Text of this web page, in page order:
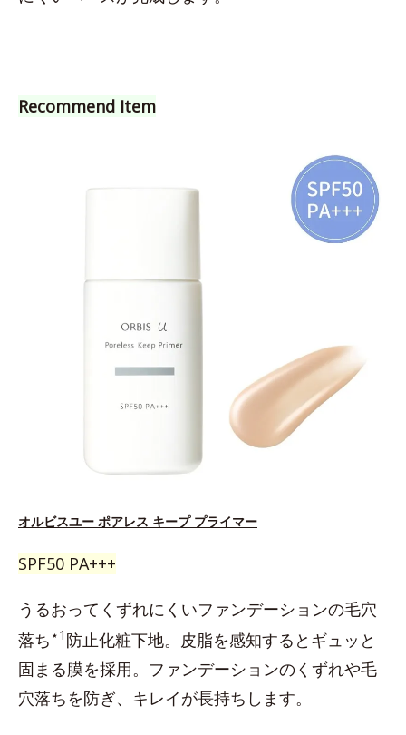
Recommend Item
オルビスユー ポアレス キープ プライマー
SPF50 PA+++
うるおってくずれにくいファンデーションの毛穴
落ち ⋆1 防止化粧下地。皮脂を感知するとギュッと
固まる膜を採用。ファンデーションのくずれや毛
穴落ちを防ぎ、キレイが長持ちします。